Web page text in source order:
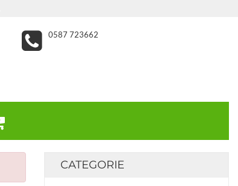
0587 723662
CATEGORIE